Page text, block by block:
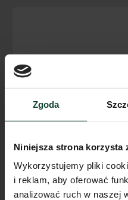
Zgoda
Niniejsza strona korzysta
Wykorzystujemy pliki
i reklam, aby oferować
analizować ruch w naszej